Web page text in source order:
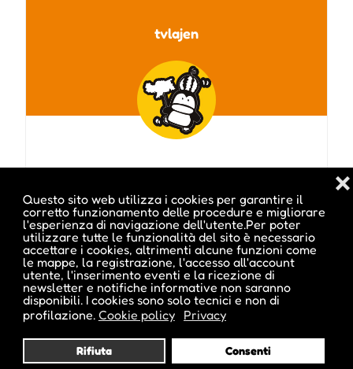
Questo sito web utilizza i cookies per garantire il
corretto funzionamento delle procedure e migliorare
l'esperienza di navigazione dell'utente.Per poter
utilizzare tutte le funzionalità del sito è necessario
accettare i cookies, altrimenti alcune funzioni come
le mappe, la registrazione, l'accesso all'account
utente, l'inserimento eventi e la ricezione di
newsletter e notifiche informative non saranno
disponibili. I cookies sono solo tecnici e non di
profilazione. Cookie policy Privacy
Rifiuta Consenti
❌
tvlajen
Visita profilo
Potrebbe interessarti anche :